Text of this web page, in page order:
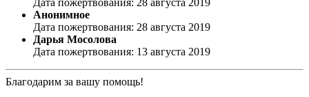
Анонимное
Дата пожертвования: 28 августа 2019
Дарья Мосолова
Дата пожертвования: 13 августа 2019
Благодарим за вашу помощь!